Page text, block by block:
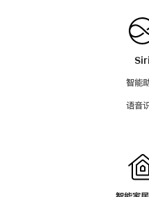
Siri
智能
语音